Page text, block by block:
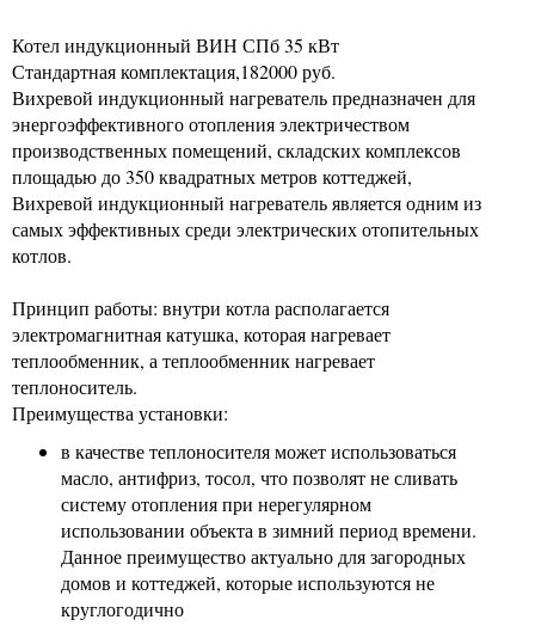
Котел индукционный ВИН СПб 35 кВт
Стандартная комплектация,182000 руб.
Вихревой индукционный нагреватель предназначен для
энергоэффективного отопления электричеством
производственных помещений, складских комплексов
площадью до 350 квадратных метров коттеджей,
Вихревой индукционный нагреватель является одним из
самых эффективных среди электрических отопительных
котлов.
Принцип работы: внутри котла располагается
электромагнитная катушка, которая нагревает
теплообменник, а теплообменник нагревает
теплоноситель.
Преимущества установки:
в качестве теплоносителя может использоваться
масло, антифриз, тосол, что позволят не сливать
систему отопления при нерегулярном
использовании объекта в зимний период времени.
Данное преимущество актуально для загородных
домов и коттеджей, которые используются не
круглогодично